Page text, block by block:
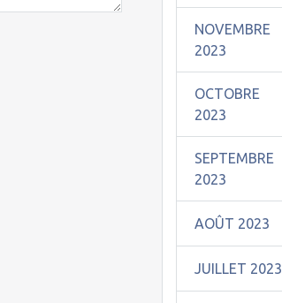
NOVEMBRE
2023
OCTOBRE
2023
SEPTEMBRE
2023
AOÛT 2023
JUILLET 2023